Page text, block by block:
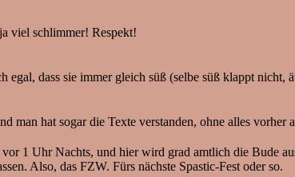
viel schlimmer! Respekt!
dass sie immer gleich süß (selbe süß klappt nicht,
hat sogar die Texte verstanden, ohne alles vorher
1 Uhr Nachts, und hier wird grad amtlich die Bude
Also, das FZW. Fürs nächste Spastic-Fest oder so.